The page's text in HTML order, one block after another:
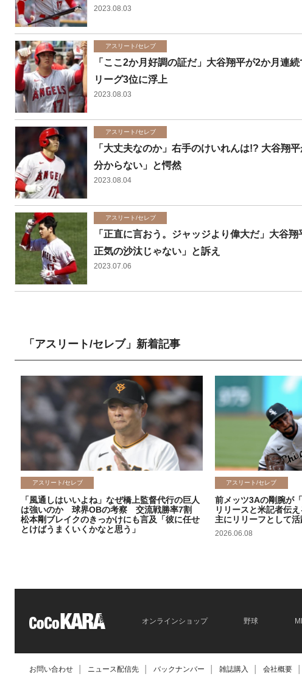
2023.08.03
アスリート/セレブ
「ここ2か月好調の証だ」大谷翔平が2か月連
リーグ3位に浮上
2023.08.03
アスリート/セレブ
「大丈夫なのか」右手のけいれんは!? 大谷翔
分からない」と愕然
2023.08.04
アスリート/セレブ
「正直に言おう。ジャッジより偉大だ」大谷
正気の沙汰じゃない」と訴え
2023.07.06
「アスリート/セレブ」新着記事
アスリート/セレブ
「風通しはいいよね」なぜ橋上監督代行の巨人
は強いのか 球界OBの考察 交流戦勝率7割
松本剛ブレイクのきっかけにも言及「彼に任せ
とけばうまくいくかなと思う」
アスリート/セレブ
前メッツ3Aの剛腕が
リリースと米記者伝
主にリリーフとして活
2026.06.08
オンラインショップ 野球
お問い合わせ ニュース配信先 バックナンバー 雑誌購入 会社概要